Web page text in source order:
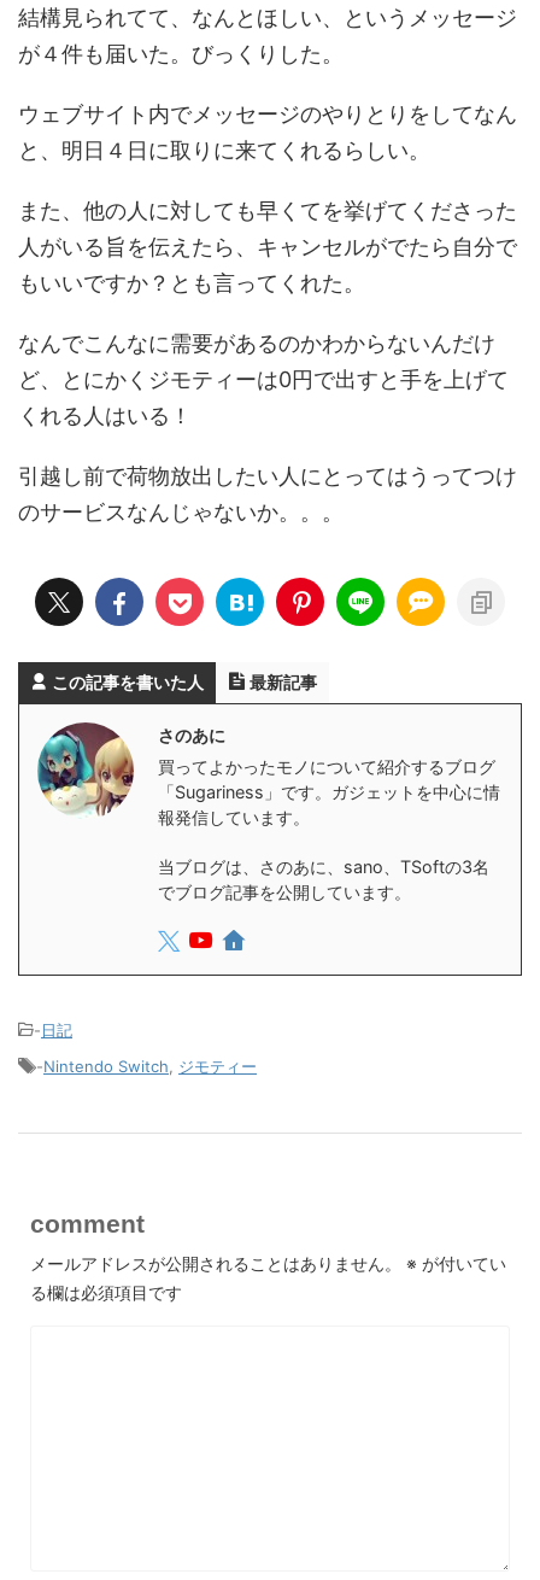
結構見られてて、なんとほしい、というメッセージ
が４件も届いた。びっくりした。
ウェブサイト内でメッセージのやりとりをしてなん
と、明日４日に取りに来てくれるらしい。
また、他の人に対しても早くてを挙げてくださった
人がいる旨を伝えたら、キャンセルがでたら自分で
もいいですか？とも言ってくれた。
なんでこんなに需要があるのかわからないんだけ
ど、とにかくジモティーは0円で出すと手を上げて
くれる人はいる！
引越し前で荷物放出したい人にとってはうってつけ
のサービスなんじゃないか。。。
この記事を書いた人 最新記事
さのあに
買ってよかったモノについて紹介するブログ
「Sugariness」です。ガジェットを中心に情
報発信しています。
当ブログは、さのあに、sano、TSoftの3名
でブログ記事を公開しています。
-日記
-Nintendo Switch ジモティー
comment
メールアドレスが公開されることはありません。 ※ が付いてい
る欄は必須項目です